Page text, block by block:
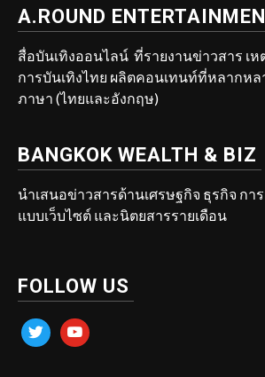
A.ROUND
สื่อบันเทิงออนไลน์ ที่รายงานข่าวสาร เ
การบันเทิงไทย ผลิตคอนเทนท์ที่หลากห
ภาษา (ไทยและอังกฤษ)
BANGKOK WEALTH & BIZ
นำเสนอข่าวสารด้านเศรษฐกิจ ธุรกิจ กา
แบบเว็บไซต์ และนิตยสารรายเดือน
FOLLOW US
twitter youtube